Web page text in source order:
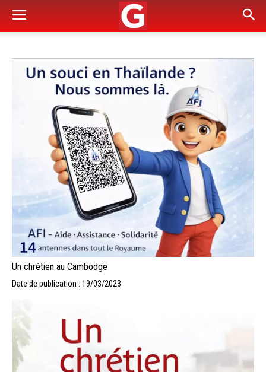
Un chrétien au Cambodge
Date de publication : 19/03/2023